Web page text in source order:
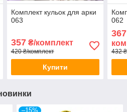
Комплект кульок для арки
063
357₴/комплект
420 ₴/комплект
Купити
062
432
–15%